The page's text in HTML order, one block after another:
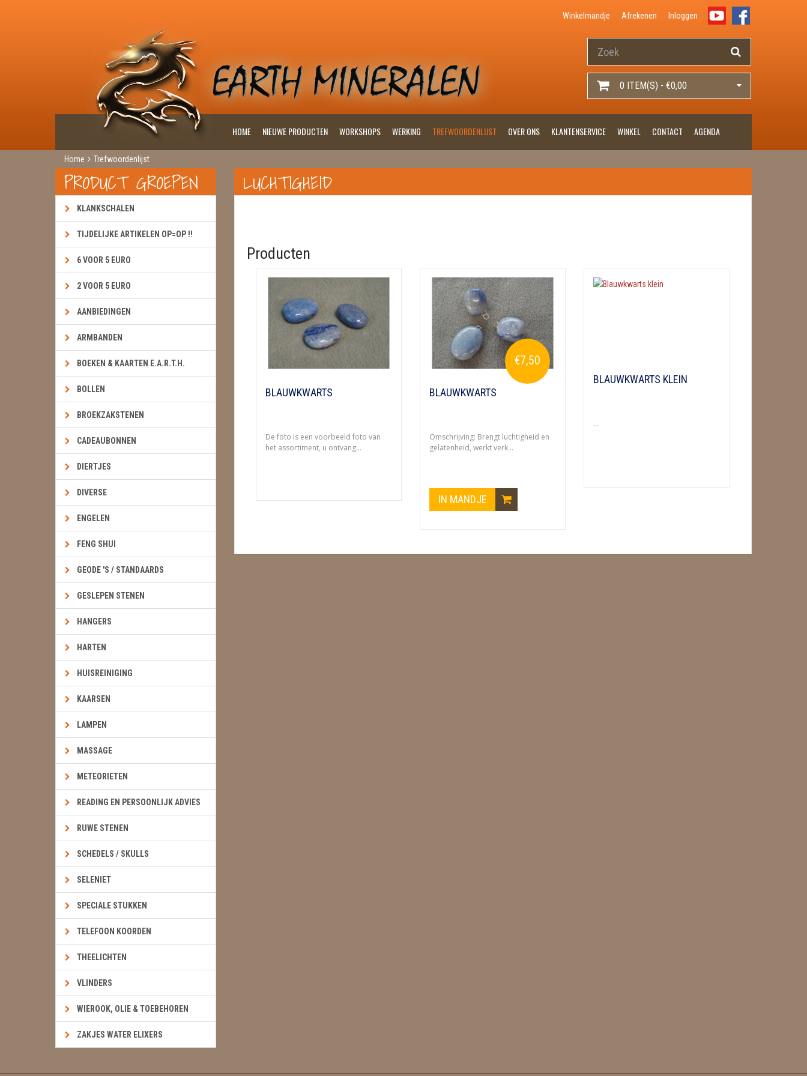
Winkelmandje Afrekenen Inloggen
0 ITEM(S) - €0,00
HOME NIEUWE PRODUCTEN WORKSHOPS WERKING TREFWOORDENLIJST OVER ONS KLANTENSERVICE WINKEL CONTACT AGENDA
Home Trefwoordenlijst
PRODUCT GROEPEN
KLANKSCHALEN
TIJDELIJKE ARTIKELEN OP=OP !!
6 VOOR 5 EURO
2 VOOR 5 EURO
AANBIEDINGEN
ARMBANDEN
BOEKEN & KAARTEN E.A.R.T.H.
BOLLEN
BROEKZAKSTENEN
CADEAUBONNEN
DIERTJES
DIVERSE
ENGELEN
FENG SHUI
GEODE 'S / STANDAARDS
GESLEPEN STENEN
HANGERS
HARTEN
HUISREINIGING
KAARSEN
LAMPEN
MASSAGE
METEORIETEN
READING EN PERSOONLIJK ADVIES
RUWE STENEN
SCHEDELS / SKULLS
SELENIET
SPECIALE STUKKEN
TELEFOON KOORDEN
THEELICHTEN
VLINDERS
WIEROOK, OLIE & TOEBEHOREN
ZAKJES WATER ELIXERS
LUCHTIGHEID
Producten
BLAUWKWARTS
De foto is een voorbeeld foto van
het assortiment, u ontvang...
€7,50
BLAUWKWARTS
Omschrijving: Brengt luchtigheid en
gelatenheid, werkt verk...
IN MANDJE
BLAUWKWARTS KLEIN
...